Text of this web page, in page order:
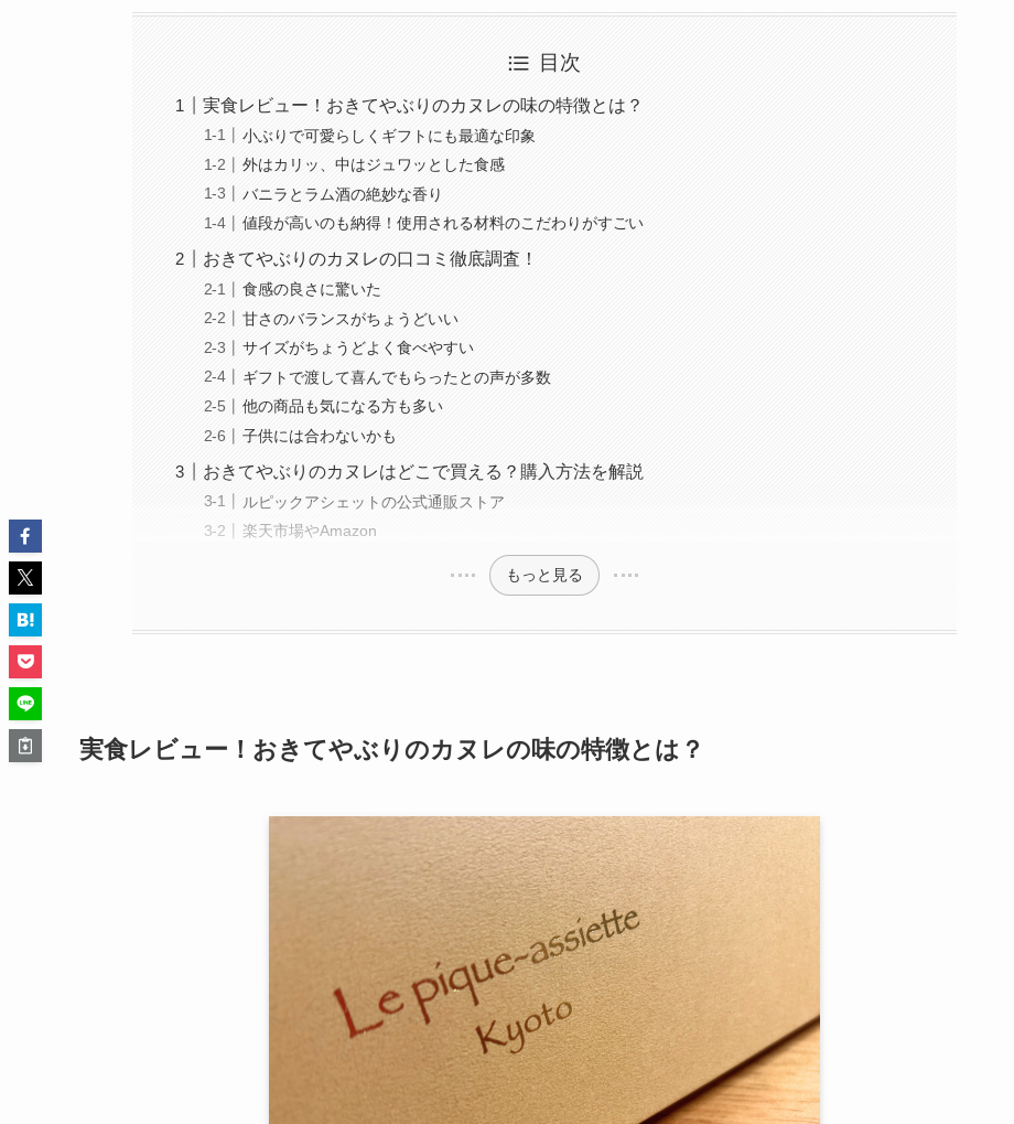
目次
実食レビュー！おきてやぶりのカヌレの味の特徴とは？
小ぶりで可愛らしくギフトにも最適な印象
外はカリッ、中はジュワッとした食感
バニラとラム酒の絶妙な香り
値段が高いのも納得！使用される材料のこだわりがすごい
おきてやぶりのカヌレの口コミ徹底調査！
食感の良さに驚いた
甘さのバランスがちょうどいい
サイズがちょうどよく食べやすい
ギフトで渡して喜んでもらったとの声が多数
他の商品も気になる方も多い
子供には合わないかも
おきてやぶりのカヌレはどこで買える？購入方法を解説
ルピックアシェットの公式通販ストア
楽天市場やAmazon
もっと見る
実食レビュー！おきてやぶりのカヌレの味の特徴とは？